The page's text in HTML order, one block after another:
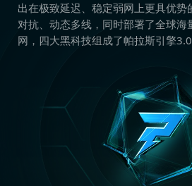
出在极致延迟、稳定弱网上更具优势
对抗、动态多线，同时部署了全球海
网，四大黑科技组成了帕拉斯引擎3.0